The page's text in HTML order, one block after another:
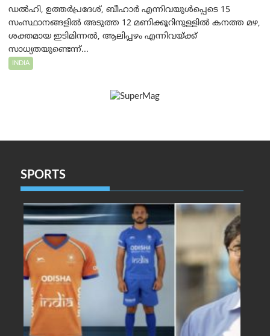
ഡൽഹി, ഉത്തർപ്രദേശ്, ബീഹാർ എന്നിവയുൾപ്പെടെ 15
സംസ്ഥാനങ്ങളിൽ അടുത്ത 12 മണിക്കൂറിനുള്ളിൽ കനത്ത മഴ,
ശക്തമായ ഇടിമിന്നൽ, ആലിപ്പഴം എന്നിവയ്ക്ക്
സാധ്യതയുണ്ടെന്ന്...
INDIA
SPORTS